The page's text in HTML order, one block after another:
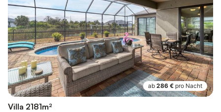
ab 286 € pro Nacht
Villa 2181m²